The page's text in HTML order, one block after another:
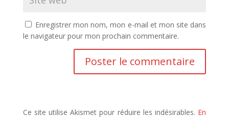
Enregistrer mon nom, mon e-mail et mon site dans
le navigateur pour mon prochain commentaire.
Ce site utilise Akismet pour réduire les indésirables. En